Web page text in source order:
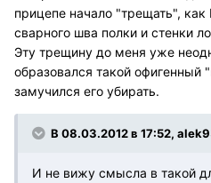
прицепе начало "трещать",
сварного шва полки и стенки
Эту трещину до меня уже
образовался такой офигенный
замучился его убирать.
В 08.03.2012 в 17:52,
И не вижу смысла в такой